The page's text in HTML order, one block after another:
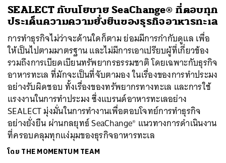
SEALECT กับนโยบาย SeaChange® ที่ตอบทุก
ประเด็นความความยั่งยืนของธุรกิจอาหารทะเล
การทำธุรกิจไม่ว่าจะด้านใดก็ตาม ย่อมมีการกำกับดูแล เพื่อ
ให้เป็นไปตามมาตรฐาน และไม่มีการเอาเปรียบผู้ที่เกี่ยวข้อง
รวมถึงการเบียดเบียนทรัพยากรธรรมชาติ โดยเฉพาะกับธุรกิจ
อาหารทะเล ที่มักจะเป็นที่จับตามอง ในเรื่องของการทำประมง
อย่างรับผิดชอบ ทั้งเรื่องของทรัพยากรทางทะเล และการใช้
แรงงานในการทำประมง ซึ่งแบรนด์อาหารทะเลอย่าง
SEALECT มุ่งมั่นในการทำงานเพื่อตอบโจทย์การทำธุรกิจ
อย่างยั่งยืน ผ่านกลยุทธ์ SeaChange® แนวทางการดำเนินงาน
ที่ครอบคลุมทุกแง่มุมของธุรกิจอาหารทะเล
โดย THE MOMENTUM TEAM
SHARE TWEET LINE EMAIL